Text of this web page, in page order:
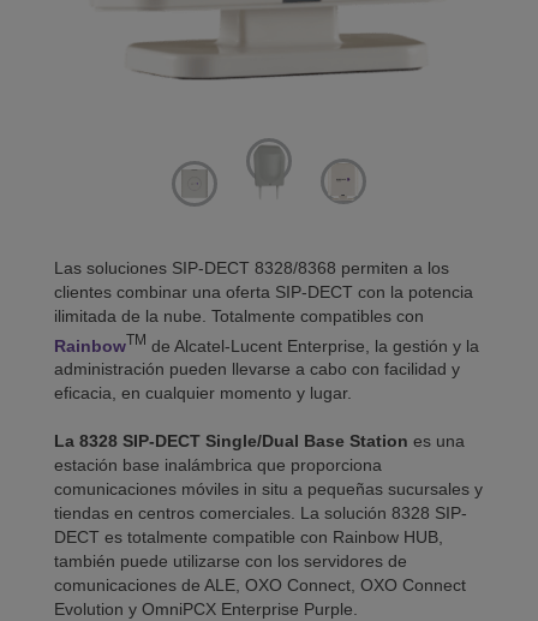
Las soluciones SIP-DECT 8328/8368 permiten a los
clientes combinar una oferta SIP-DECT con la potencia
ilimitada de la nube. Totalmente compatibles con
RainbowTM de Alcatel-Lucent Enterprise, la gestión y la
administración pueden llevarse a cabo con facilidad y
eficacia, en cualquier momento y lugar.
La 8328 SIP-DECT Single/Dual Base Station es una
estación base inalámbrica que proporciona
comunicaciones móviles in situ a pequeñas sucursales y
tiendas en centros comerciales. La solución 8328 SIP-
DECT es totalmente compatible con Rainbow HUB,
también puede utilizarse con los servidores de
comunicaciones de ALE, OXO Connect, OXO Connect
Evolution y OmniPCX Enterprise Purple.